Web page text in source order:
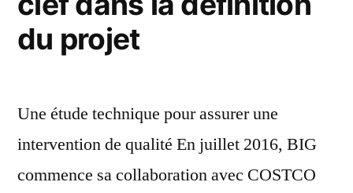
du projet
Une étude technique pour assurer une
intervention de qualité En juillet 2016, BIG
commence sa collaboration avec COSTCO